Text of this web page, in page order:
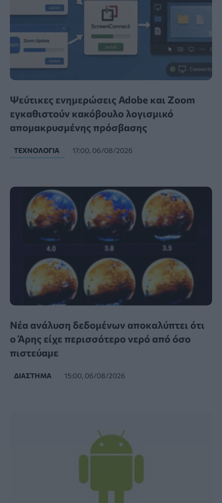
Ψεύτικες ενημερώσεις Adobe και Zoom
εγκαθιστούν κακόβουλο λογισμικό
απομακρυσμένης πρόσβασης
ΤΕΧΝΟΛΟΓΊΑ 17:00, 06/08/2026
Νέα ανάλυση δεδομένων αποκαλύπτει ότι
ο Άρης είχε περισσότερο νερό από όσο
πιστεύαμε
ΔΙΆΣΤΗΜΑ 15:00, 06/08/2026